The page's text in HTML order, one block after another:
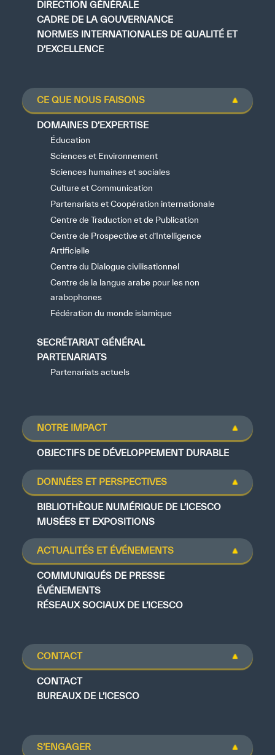
DIRECTION GÉNÉRALE
CADRE DE LA GOUVERNANCE
NORMES INTERNATIONALES DE QUALITÉ ET
D’EXCELLENCE
CE QUE NOUS FAISONS
DOMAINES D’EXPERTISE
Éducation
Sciences et Environnement
Sciences humaines et sociales
Culture et Communication
Partenariats et Coopération internationale
Centre de Traduction et de Publication
Centre de Prospective et d’Intelligence
Artificielle
Centre du Dialogue civilisationnel
Centre de la langue arabe pour les non
arabophones
Fédération du monde islamique
SECRÉTARIAT GÉNÉRAL
PARTENARIATS
Partenariats actuels
NOTRE IMPACT
OBJECTIFS DE DÉVELOPPEMENT DURABLE
DONNÉES ET PERSPECTIVES
BIBLIOTHÈQUE NUMÉRIQUE DE L’ICESCO
MUSÉES ET EXPOSITIONS
ACTUALITÉS ET ÉVÉNEMENTS
COMMUNIQUÉS DE PRESSE
ÉVÉNEMENTS
RÉSEAUX SOCIAUX DE L’ICESCO
CONTACT
CONTACT
BUREAUX DE L’ICESCO
S’ENGAGER